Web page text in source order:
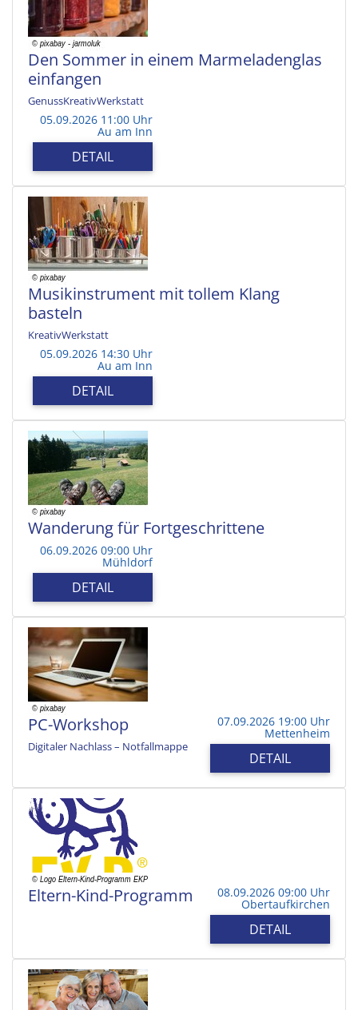
Den Sommer in einem Marmeladenglas
einfangen
GenussKreativWerkstatt
05.09.2026 11:00 Uhr
Au am Inn
DETAIL
Musikinstrument mit tollem Klang
basteln
KreativWerkstatt
05.09.2026 14:30 Uhr
Au am Inn
DETAIL
Wanderung für Fortgeschrittene
06.09.2026 09:00 Uhr
Mühldorf
DETAIL
PC-Workshop
Digitaler Nachlass – Notfallmappe
07.09.2026 19:00 Uhr
Mettenheim
DETAIL
Eltern-Kind-Programm 08.09.2026 09:00 Uhr
Obertaufkirchen
DETAIL